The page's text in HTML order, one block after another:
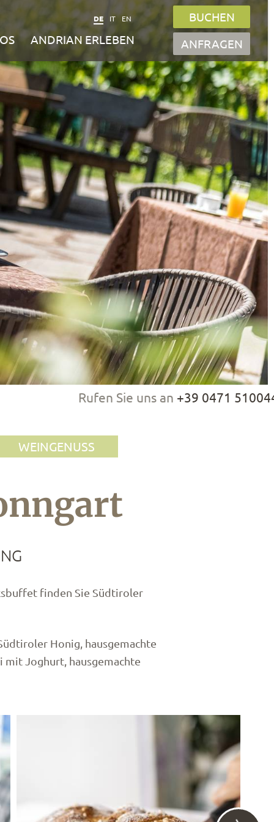
DE IT EN
BUCHEN
ANFRAGEN
ANDRIAN ERLEBEN
Rufen Sie uns an +39 0471
WEINGENUSS
finden Sie Südtiroler
Honig, hausgemachte
mit Joghurt, hausgemachte